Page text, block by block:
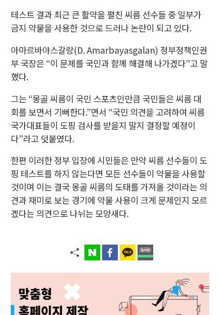
테스트 결과 최근 큰 활약을 펼친 씨름 선수들 중 일부가
금지 약물을 사용한 것으로 드러나 논란이 되고 있다.
아마르바야스갈랑(D. Amarbayasgalan) 정부정책인권
부 국장은 “이 문제를 국민과 함께 해결해 나가겠다”고 말
했다.
그는 “몽골 씨름이 국민 스포츠인만큼 국민들은 씨름 대
회를 보면서 기뻐한다.”면서 “국민 의견을 고려하여 씨름
국가대표들이 도핑 검사를 받을지 말지 결정할 예정이
다”라고 덧붙였다.
한편 이러한 정부 입장에 시민들은 만약 씨름 선수들이 도
핑 테스트를 하지 않는다면 모든 선수들이 약물을 사용할
것이며 이는 결국 몽골 씨름의 도태를 가져올 것이라는 의
견과 재미로 보는 경기에 약물 사용이 크게 문제인지 모르
겠다는 의견으로 나뉘는 모양새다.